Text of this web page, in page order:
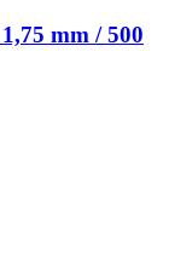
mm / 500